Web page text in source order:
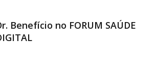
Benefício no FORUM SAÚDE